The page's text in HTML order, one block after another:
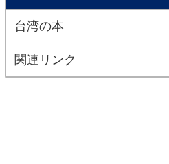
台湾の本
関連リンク